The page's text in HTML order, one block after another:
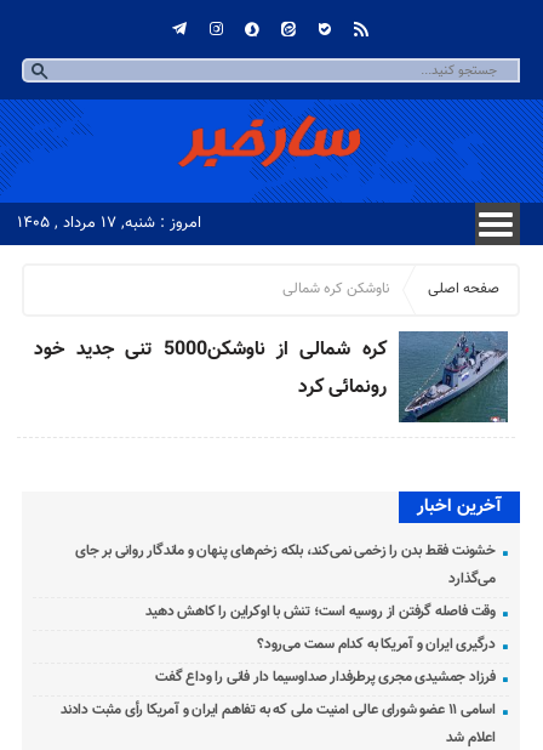
امروز : شنبه, ۱۷ مرداد , ۱۴۰۵
صفحه اصلی ناوشکن کره شمالی
کره شمالی از ناوشکن5000 تنی جدید خود
رونمائی کرد
آخرین اخبار
خشونت فقط بدن را زخمی نمی‌کند، بلکه زخم‌های پنهان و ماندگار روانی بر جای
می‌گذارد
وقت فاصله گرفتن از روسیه است؛ تنش با اوکراین را کاهش دهید
درگیری ایران و آمریکا به کدام سمت می‌رود؟
فرزاد جمشیدی مجری پرطرفدار صداوسیما دار فانی را وداع گفت
اسامی ۱۱ عضو شورای عالی امنیت ملی که به تفاهم ایران و آمریکا رأی مثبت دادند
اعلام شد